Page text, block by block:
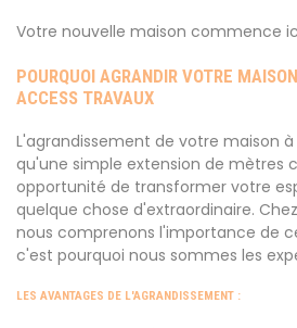
Votre nouvelle maison commence
POURQUOI AGRANDIR VOTRE
ACCESS TRAVAUX
L'agrandissement de votre maison
qu'une simple extension de mètres
opportunité de transformer votre
quelque chose d'extraordinaire. Chez
nous comprenons l'importance de
c'est pourquoi nous sommes les
LES AVANTAGES DE L'AGRANDISSEMENT :